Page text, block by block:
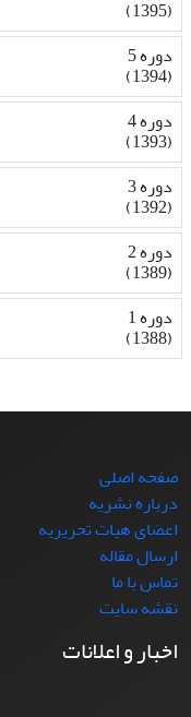
(1395)
دوره 5
(1394)
دوره 4
(1393)
دوره 3
(1392)
دوره 2
(1389)
دوره 1
(1388)
صفحه اصلی
درباره نشریه
اعضای هیات تحریریه
ارسال مقاله
تماس با ما
نقشه سایت
اخبار و اعلانات